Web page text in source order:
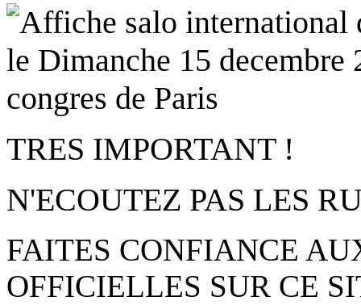
TRES IMPORTANT !
N'ECOUTEZ PAS LES
FAITES CONFIANCE
OFFICIELLES SUR CE